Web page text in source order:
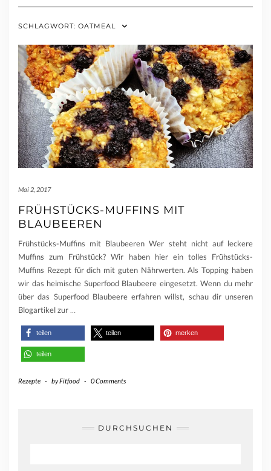
SCHLAGWORT: OATMEAL
Mai 2, 2017
FRÜHSTÜCKS-MUFFINS MIT
BLAUBEEREN
Frühstücks-Muffins mit Blaubeeren Wer steht nicht auf leckere
Muffins zum Frühstück? Wir haben hier ein tolles Frühstücks-
Muffins Rezept für dich mit guten Nährwerten. Als Topping haben
wir das heimische Superfood Blaubeere eingesetzt. Wenn du mehr
über das Superfood Blaubeere erfahren willst, schau dir unseren
Blogartikel zur…
teilen teilen merken
teilen
Rezepte - byFitfood - 0 Comments
DURCHSUCHEN